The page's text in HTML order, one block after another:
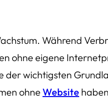
Während
ohne eigene
der wichtigsten
ohne Website